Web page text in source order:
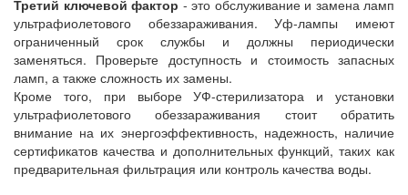
Третий ключевой фактор - это обслуживание и замена ламп
ультрафиолетового обеззараживания. Уф-лампы имеют
ограниченный срок службы и должны периодически
заменяться. Проверьте доступность и стоимость запасных
ламп, а также сложность их замены.
Кроме того, при выборе УФ-стерилизатора и установки
ультрафиолетового обеззараживания стоит обратить
внимание на их энергоэффективность, надежность, наличие
сертификатов качества и дополнительных функций, таких как
предварительная фильтрация или контроль качества воды.